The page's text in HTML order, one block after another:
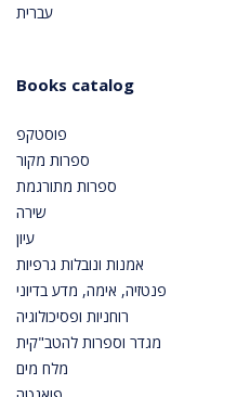
עברית
Books catalog
פוסטקפ
ספרות מקור
ספרות מתורגמת
שירה
עיון
אמנות ונובלות גרפיות
פנטזיה, אימה, מדע בדיוני
רוחניות ופסיכולוגיה
מגדר וספרות להטב"קית
מלח מים